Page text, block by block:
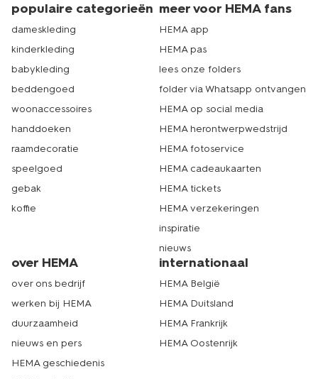
populaire categorieën
dameskleding
kinderkleding
babykleding
beddengoed
woonaccessoires
handdoeken
raamdecoratie
speelgoed
gebak
koffie
meer voor HEMA fans
HEMA app
HEMA pas
lees onze folders
folder via Whatsapp ontvangen
HEMA op social media
HEMA herontwerpwedstrijd
HEMA fotoservice
HEMA cadeaukaarten
HEMA tickets
HEMA verzekeringen
inspiratie
nieuws
over HEMA
over ons bedrijf
werken bij HEMA
duurzaamheid
nieuws en pers
HEMA geschiedenis
internationaal
HEMA België
HEMA Duitsland
HEMA Frankrijk
HEMA Oostenrijk